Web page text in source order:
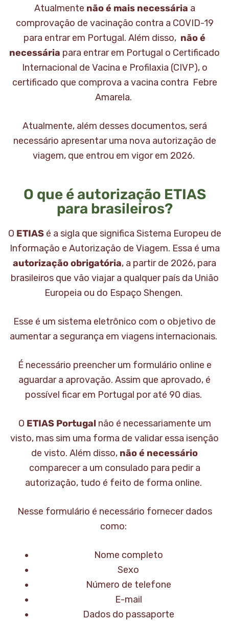
Atualmente não é mais necessária a
comprovação de vacinação contra a COVID-19
para entrar em Portugal. Além disso, não é
necessária para entrar em Portugal o Certificado
Internacional de Vacina e Profilaxia (CIVP), o
certificado que comprova a vacina contra Febre
Amarela.
Atualmente, além desses documentos, será
necessário apresentar uma nova autorização de
viagem, que entrou em vigor em 2026.
O que é autorização ETIAS
para brasileiros?
O ETIASé a sigla que significa Sistema Europeu de
Informação e Autorização de Viagem. Essa é uma
autorização obrigatória, a partir de 2026, para
brasileiros que vão viajar a qualquer país da União
Europeia ou do Espaço Shengen.
Esse é um sistema eletrônico com o objetivo de
aumentar a segurança em viagens internacionais.
É necessário preencher um formulário online e
aguardar a aprovação. Assim que aprovado, é
possível ficar em Portugal por até 90 dias.
O ETIAS Portugal não é necessariamente um
visto, mas sim uma forma de validar essa isenção
de visto. Além disso, não é necessário
comparecer a um consulado para pedir a
autorização, tudo é feito de forma online.
Nesse formulário é necessário fornecer dados
como:
Nome completo
Sexo
Número de telefone
E-mail
Dados do passaporte